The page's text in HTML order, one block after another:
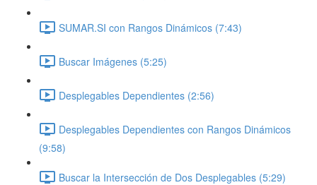
SUMAR.SI con Rangos Dinámicos (7:43)
Buscar Imágenes (5:25)
Desplegables Dependientes (2:56)
Desplegables Dependientes con Rangos Dinámicos
(9:58)
Buscar la Intersección de Dos Desplegables (5:29)